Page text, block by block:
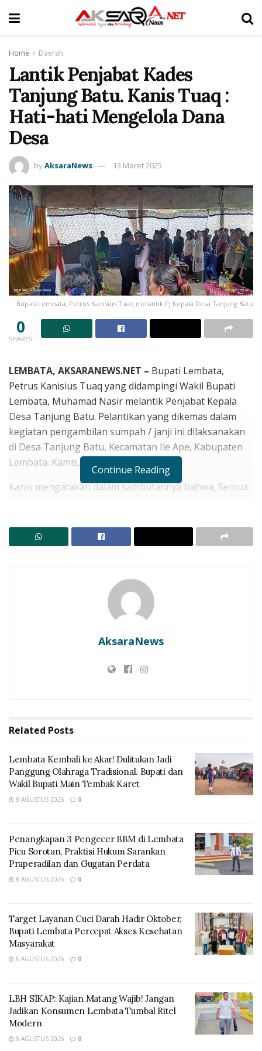
Home Daerah
Lantik Penjabat Kades
Tanjung Batu. Kanis Tuaq :
Hati-hati Mengelola Dana
Desa
byAksaraNews 13 Maret 2025
Bupati Lembata, Petrus Kanisius Tuaq melantik Pj Kepala Desa Tanjung Batu
0
SHARES
LEMBATA, AKSARANEWS.NET – Bupati Lembata,
Petrus Kanisius Tuaq yang didampingi Wakil Bupati
Lembata, Muhamad Nasir melantik Penjabat Kepala
Desa Tanjung Batu. Pelantikan yang dikemas dalam
kegiatan pengambilan sumpah / janji ini dilaksanakan
di Desa Tanjung Batu, Kecamatan Ile Ape, Kabupaten
Lembata. Kamis, (13/05/2025).
Kanis mengatakan dalam sambutannya bahwa, Semua
mandiri dengan mengoptimalkan seluruh potensi yang
ada di desa.
Lembata Kembali ke Akar! Dulitukan Jadi Panggung
Olahraga Tradisional. Bupati dan Wakil Bupati Main
Penangkapan 3 Pengecer BBM di Lembata Picu
dengan desa-desa lain di daerah ini.
“Untuk itu harus dipahami bahwa kemajuan
pembangunan di desa bukan semata-mata menjadi
tanggung jawab pemerintah desa, namun menjadi
perhatian dan tanggung jawab seluruh elemen yang
Dalam kegiatan pelantikan ini, Bupati Lembata
menyampaikan beberapa hal untuk diperhatikan
bersama.
Continue Reading
AksaraNews
Related Posts
Lembata Kembali ke Akar! Dulitukan Jadi
Panggung Olahraga Tradisional. Bupati dan
Wakil Bupati Main Tembak Karet
8 AGUSTUS 2026 0
Penangkapan 3 Pengecer BBM di Lembata
Picu Sorotan, Praktisi Hukum Sarankan
Praperadilan dan Gugatan Perdata
8 AGUSTUS 2026 0
Target Layanan Cuci Darah Hadir Oktober,
Bupati Lembata Percepat Akses Kesehatan
Masyarakat
6 AGUSTUS 2026 0
LBH SIKAP: Kajian Matang Wajib! Jangan
Jadikan Konsumen Lembata Tumbal Ritel
Modern
6 AGUSTUS 2026 0